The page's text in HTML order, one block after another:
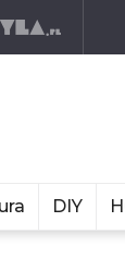
DIY